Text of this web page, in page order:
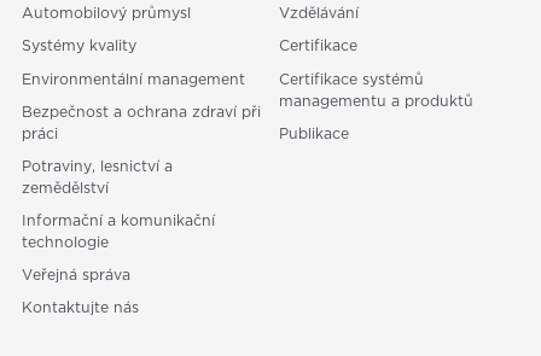
Automobilový průmysl
Systémy kvality
Environmentální management
Bezpečnost a ochrana zdraví při
práci
Potraviny, lesnictví a
zemědělství
Informační a komunikační
technologie
Veřejná správa
Kontaktujte nás
Vzdělávání
Certifikace
Certifikace systémů
managementu a produktů
Publikace